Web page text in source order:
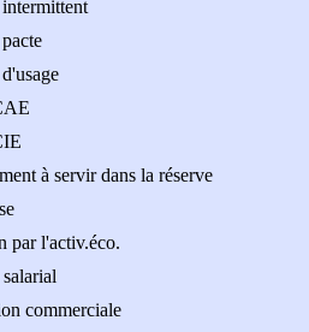
à servir dans la réserve
par l'activ.éco.
commerciale